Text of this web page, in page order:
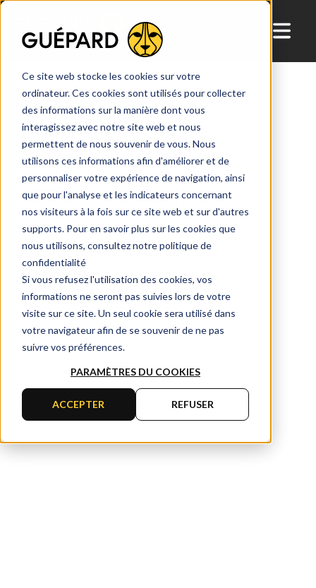
Ce site web stocke les cookies sur votre
ordinateur. Ces cookies sont utilisés pour collecter
des informations sur la manière dont vous
interagissez avec notre site web et nous
permettent de nous souvenir de vous. Nous
utilisons ces informations afin d'améliorer et de
personnaliser votre expérience de navigation, ainsi
que pour l'analyse et les indicateurs concernant
nos visiteurs à la fois sur ce site web et sur d'autres
supports. Pour en savoir plus sur les cookies que
nous utilisons, consultez notre politique de
confidentialité
Si vous refusez l'utilisation des cookies, vos
informations ne seront pas suivies lors de votre
visite sur ce site. Un seul cookie sera utilisé dans
votre navigateur afin de se souvenir de ne pas
suivre vos préférences.
PARAMÈTRES DU COOKIES
ACCEPTER REFUSER
AI ME TON CRM
dans
HubSpot